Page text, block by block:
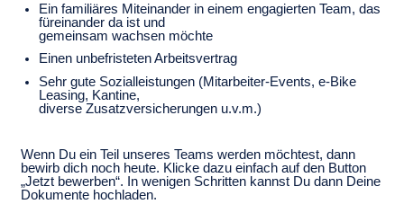
Ein familiäres Miteinander in einem engagierten Team, das
füreinander da ist und
gemeinsam wachsen möchte
Einen unbefristeten Arbeitsvertrag
Sehr gute Sozialleistungen (Mitarbeiter-Events, e-Bike
Leasing, Kantine,
diverse Zusatzversicherungen u.v.m.)
Wenn Du ein Teil unseres Teams werden möchtest, dann
bewirb dich noch heute. Klicke dazu einfach auf den Button
„Jetzt bewerben“. In wenigen Schritten kannst Du dann Deine
Dokumente hochladen.